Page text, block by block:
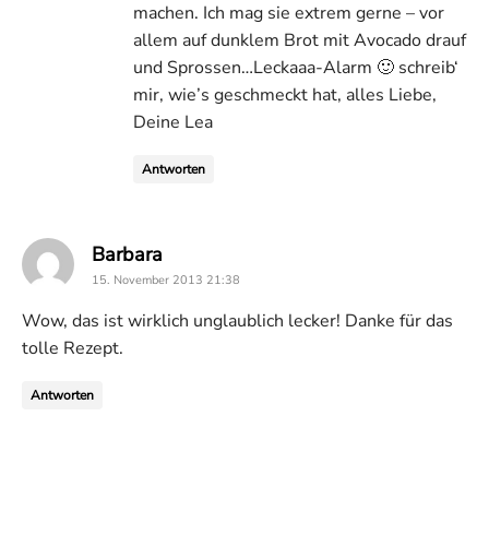
machen. Ich mag sie extrem gerne – vor
allem auf dunklem Brot mit Avocado drauf
und Sprossen…Leckaaa-Alarm 🙂 schreib‘
mir, wie’s geschmeckt hat, alles Liebe,
Deine Lea
Antworten
Barbara
15. November 2013 21:38
Wow, das ist wirklich unglaublich lecker! Danke für das
tolle Rezept.
Antworten